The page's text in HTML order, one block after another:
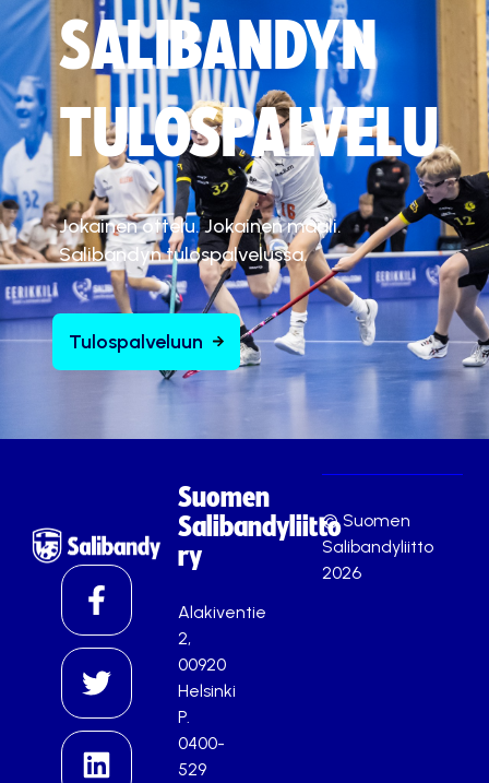
SALIBANDYN
TULOSPALVELU
Jokainen ottelu. Jokainen maali.
Salibandyn tulospalvelussa.
Tulospalveluun
Suomen
Salibandyliitto
ry
Alakiventie
2,
00920
Helsinki
P.
0400-
529
© Suomen
Salibandyliitto
2026